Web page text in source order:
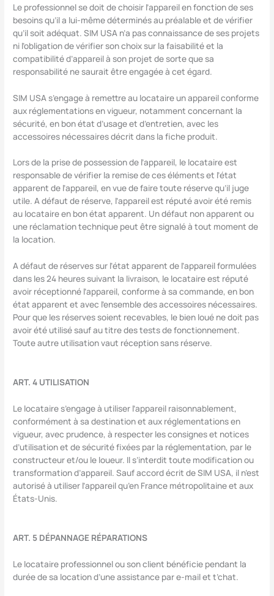
Le professionnel se doit de choisir l’appareil en fonction de ses
besoins qu’il a lui-même déterminés au préalable et de vérifier
qu’il soit adéquat. SIM USA n’a pas connaissance de ses projets
ni l’obligation de vérifier son choix sur la faisabilité et la
compatibilité d’appareil à son projet de sorte que sa
responsabilité ne saurait être engagée à cet égard.
SIM USA s’engage à remettre au locataire un appareil conforme
aux réglementations en vigueur, notamment concernant la
sécurité, en bon état d’usage et d’entretien, avec les
accessoires nécessaires décrit dans la fiche produit.
Lors de la prise de possession de l’appareil, le locataire est
responsable de vérifier la remise de ces éléments et l’état
apparent de l’appareil, en vue de faire toute réserve qu’il juge
utile. A défaut de réserve, l’appareil est réputé avoir été remis
au locataire en bon état apparent. Un défaut non apparent ou
une réclamation technique peut être signalé à tout moment de
la location.
A défaut de réserves sur l’état apparent de l’appareil formulées
dans les 24 heures suivant la livraison, le locataire est réputé
avoir réceptionné l’appareil, conforme à sa commande, en bon
état apparent et avec l’ensemble des accessoires nécessaires.
Pour que les réserves soient recevables, le bien loué ne doit pas
avoir été utilisé sauf au titre des tests de fonctionnement.
Toute autre utilisation vaut réception sans réserve.
ART. 4 UTILISATION
Le locataire s’engage à utiliser l’appareil raisonnablement,
conformément à sa destination et aux réglementations en
vigueur, avec prudence, à respecter les consignes et notices
d’utilisation et de sécurité fixées par la réglementation, par le
constructeur et/ou le loueur. Il s’interdit toute modification ou
transformation d’appareil. Sauf accord écrit de SIM USA, il n’est
autorisé à utiliser l’appareil qu’en France métropolitaine et aux
États-Unis.
ART. 5 DÉPANNAGE RÉPARATIONS
Le locataire professionnel ou son client bénéficie pendant la
durée de sa location d’une assistance par e-mail et t’chat.